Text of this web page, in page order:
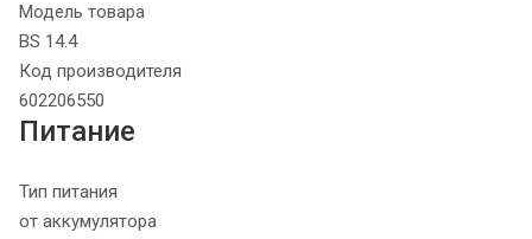
Модель товара
BS 14.4
Код производителя
602206550
Питание
Тип питания
от аккумулятора